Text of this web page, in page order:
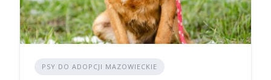
PSY DO ADOPCJI MAZOWIECKIE